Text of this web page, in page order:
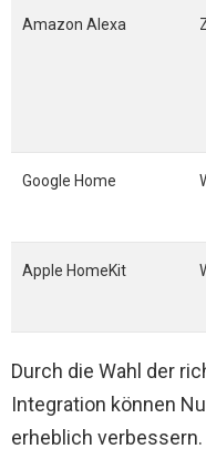
Amazon Alexa
Google Home
Apple HomeKit
Durch die Wahl der
Integration können
erheblich